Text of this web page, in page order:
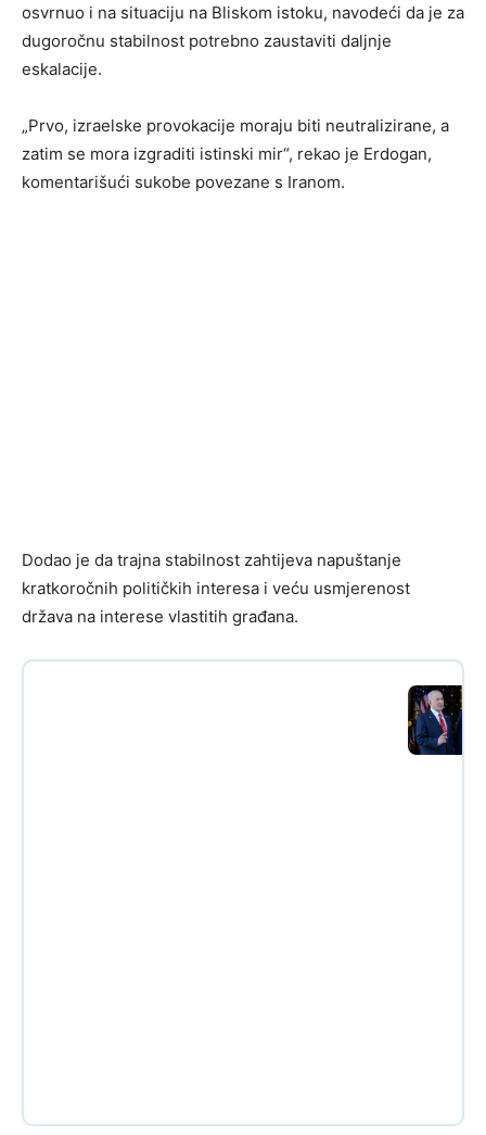
osvrnuo i na situaciju na Bliskom istoku, navodeći da je za
dugoročnu stabilnost potrebno zaustaviti daljnje
eskalacije.
„Prvo, izraelske provokacije moraju biti neutralizirane, a
zatim se mora izgraditi istinski mir“, rekao je Erdogan,
komentarišući sukobe povezane s Iranom.
Dodao je da trajna stabilnost zahtijeva napuštanje
kratkoročnih političkih interesa i veću usmjerenost
država na interese vlastitih građana.